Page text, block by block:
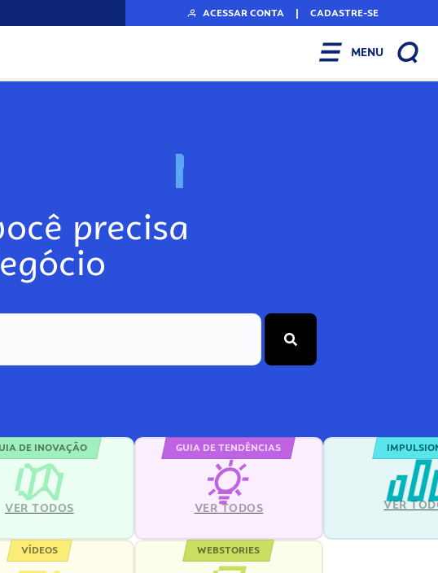
ACESSAR CONTA | CADASTRE-SE
MENU
N
precisa
DE INOVAÇÃO
VER TODOS
GUIA DE TENDÊNCIAS
VER TODOS VER
VÍDEOS WEBSTORIES